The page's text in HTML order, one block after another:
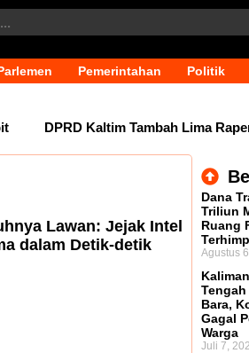
Pemerintahan Politik
DPRD Kaltim Tambah Lima
Lawan: Jejak Intel
dalam Detik-detik
Dana
Triliun
Ruang
Agustus
Bara,
Gagal
Warga
Juli 7,